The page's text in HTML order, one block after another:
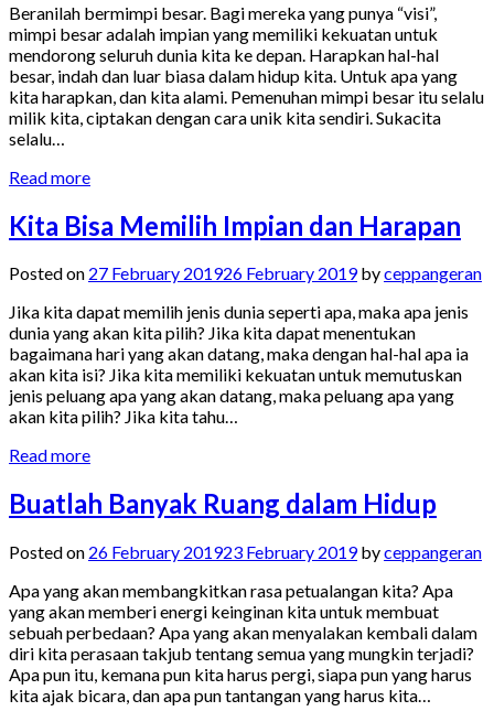
Beranilah bermimpi besar. Bagi mereka yang punya “visi”,
mimpi besar adalah impian yang memiliki kekuatan untuk
mendorong seluruh dunia kita ke depan. Harapkan hal-hal
besar, indah dan luar biasa dalam hidup kita. Untuk apa yang
kita harapkan, dan kita alami. Pemenuhan mimpi besar itu selalu
milik kita, ciptakan dengan cara unik kita sendiri. Sukacita
selalu…
Read more
Kita Bisa Memilih Impian dan Harapan
Posted on 27 February 201926 February 2019byceppangeran
Jika kita dapat memilih jenis dunia seperti apa, maka apa jenis
dunia yang akan kita pilih? Jika kita dapat menentukan
bagaimana hari yang akan datang, maka dengan hal-hal apa ia
akan kita isi? Jika kita memiliki kekuatan untuk memutuskan
jenis peluang apa yang akan datang, maka peluang apa yang
akan kita pilih? Jika kita tahu…
Read more
Buatlah Banyak Ruang dalam Hidup
Posted on 26 February 201923 February 2019byceppangeran
Apa yang akan membangkitkan rasa petualangan kita? Apa
yang akan memberi energi keinginan kita untuk membuat
sebuah perbedaan? Apa yang akan menyalakan kembali dalam
diri kita perasaan takjub tentang semua yang mungkin terjadi?
Apa pun itu, kemana pun kita harus pergi, siapa pun yang harus
kita ajak bicara, dan apa pun tantangan yang harus kita…